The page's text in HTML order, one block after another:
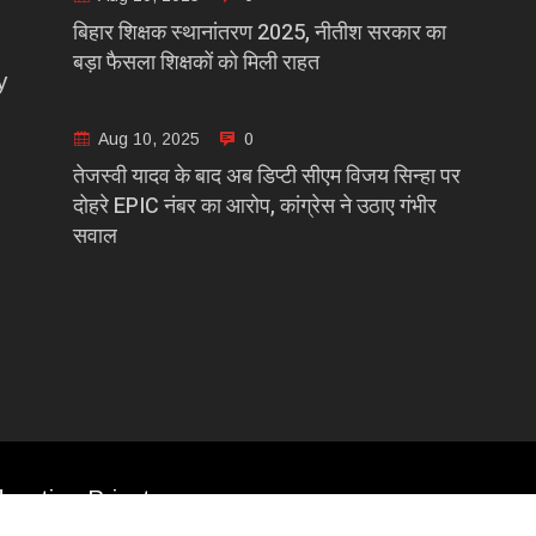
बिहार शिक्षक स्थानांतरण 2025, नीतीश सरकार का
बड़ा फैसला शिक्षकों को मिली राहत
Aug 10, 2025 0
तेजस्वी यादव के बाद अब डिप्टी सीएम विजय सिन्हा पर
दोहरे EPIC नंबर का आरोप, कांग्रेस ने उठाए गंभीर
सवाल
Private